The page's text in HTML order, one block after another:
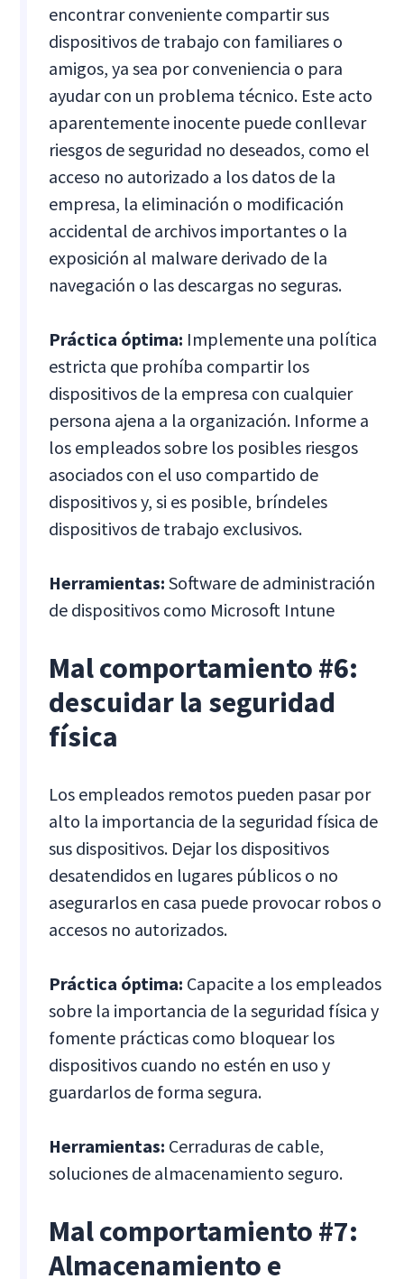
encontrar conveniente compartir sus
dispositivos de trabajo con familiares o
amigos, ya sea por conveniencia o para
ayudar con un problema técnico. Este acto
aparentemente inocente puede conllevar
riesgos de seguridad no deseados, como el
acceso no autorizado a los datos de la
empresa, la eliminación o modificación
accidental de archivos importantes o la
exposición al malware derivado de la
navegación o las descargas no seguras.
Práctica óptima: Implemente una política
estricta que prohíba compartir los
dispositivos de la empresa con cualquier
persona ajena a la organización. Informe a
los empleados sobre los posibles riesgos
asociados con el uso compartido de
dispositivos y, si es posible, bríndeles
dispositivos de trabajo exclusivos.
Herramientas: Software de administración
de dispositivos como Microsoft Intune
Mal comportamiento #6:
descuidar la seguridad
física
Los empleados remotos pueden pasar por
alto la importancia de la seguridad física de
sus dispositivos. Dejar los dispositivos
desatendidos en lugares públicos o no
asegurarlos en casa puede provocar robos o
accesos no autorizados.
Práctica óptima: Capacite a los empleados
sobre la importancia de la seguridad física y
fomente prácticas como bloquear los
dispositivos cuando no estén en uso y
guardarlos de forma segura.
Herramientas: Cerraduras de cable,
soluciones de almacenamiento seguro.
Mal comportamiento #7:
Almacenamiento e